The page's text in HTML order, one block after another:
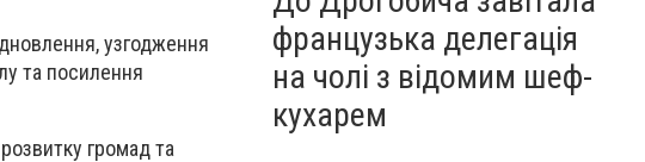
узгодження
та посилення
громад та
французька делегація
на чолі з відомим шеф-
кухарем